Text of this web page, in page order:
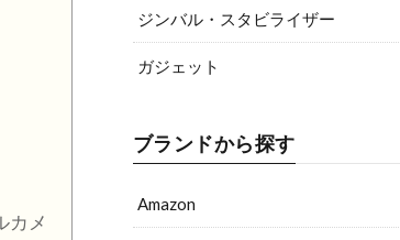
カメ
ジンバル・スタビライザー
ガジェット
ブランドから探す
Amazon